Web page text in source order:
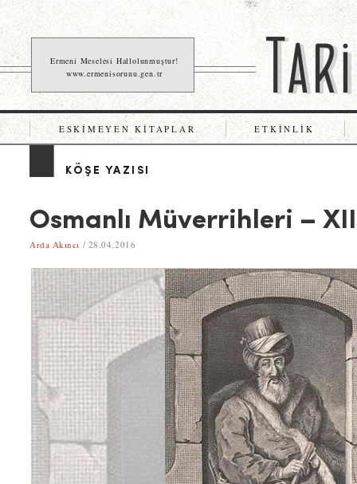
Ermeni Meselesi Hallolunmuştur!
www.ermenisorunu.gen.tr
ESKIMEYEN KITAPLAR ETKINLIK
KÖŞE YAZISI
Osmanlı Müverrihleri –
Arda Akıncı / 28.04.2016